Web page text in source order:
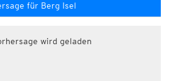
für Berg Isel
wird geladen